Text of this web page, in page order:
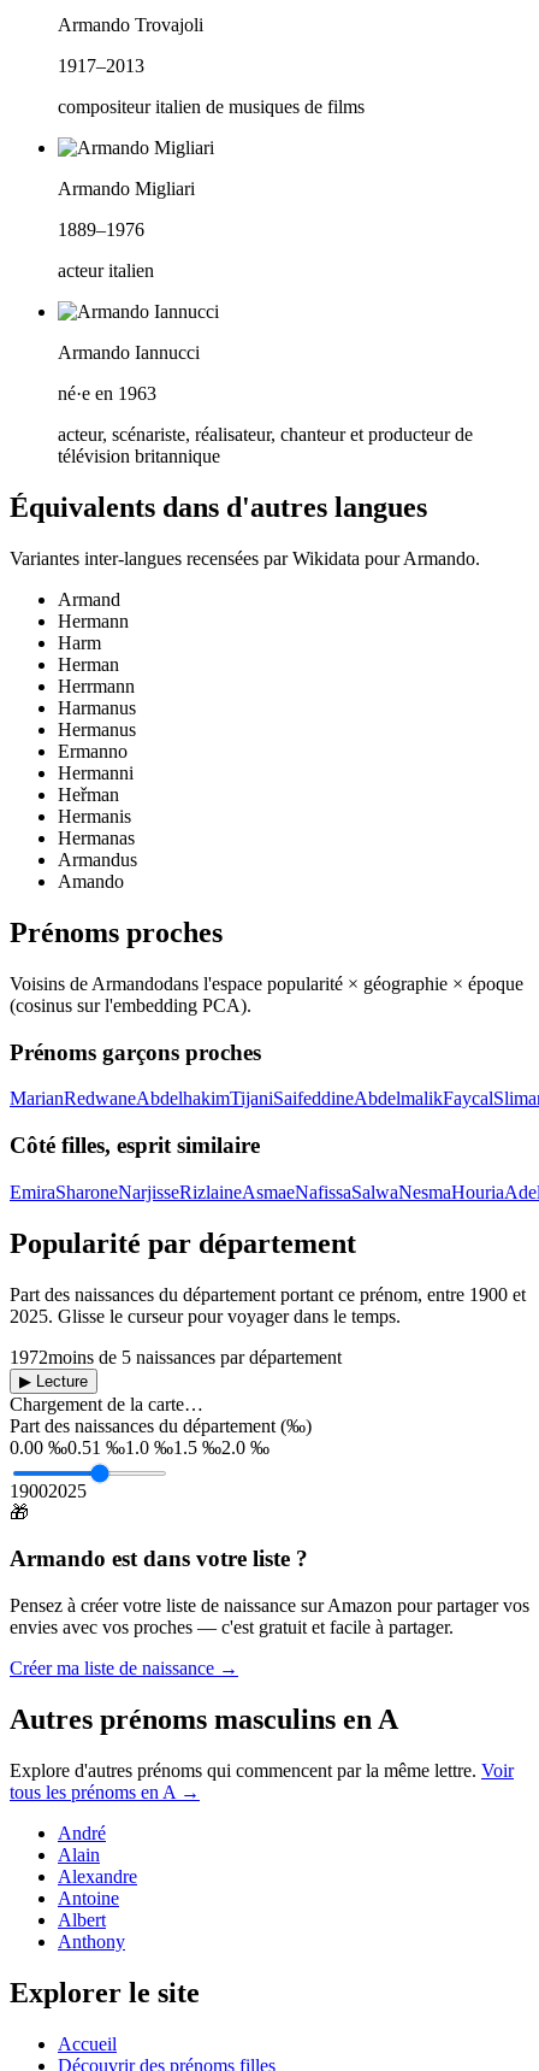
Armando Trovajoli
1917–2013
compositeur italien de musiques de films
Armando Migliari
1889–1976
acteur italien
Armando Iannucci
né·e en 1963
acteur, scénariste, réalisateur, chanteur et producteur de
télévision britannique
Équivalents dans d'autres langues
Variantes inter-langues recensées par Wikidata pourArmando.
Armand
Hermann
Harm
Herman
Herrmann
Harmanus
Hermanus
Ermanno
Hermanni
Heřman
Hermanis
Hermanas
Armandus
Amando
Prénoms proches
Voisins de Armandodans l'espace popularité × géographie × époque
(cosinus sur l'embedding PCA).
Prénoms garçons proches
MarianRedwaneAbdelhakimTijaniSaifeddineAbdelmalikFaycal
Côté filles, esprit similaire
EmiraSharoneNarjisseRizlaineAsmaeNafissaSalwaNesmaHouria
Popularité par département
Part des naissances du département portant ce prénom, entre 1900 et
2025. Glisse le curseur pour voyager dans le temps.
1972moins de 5 naissances par département
▶ Lecture
Chargement de la carte…
Part des naissances du département (‰)
0.00 ‰0.51 ‰1.0 ‰1.5 ‰2.0 ‰
19002025
🎁
Armando est dans votre liste ?
Pensez à créer votre liste de naissance sur Amazon pour partager vos
envies avec vos proches — c'est gratuit et facile à partager.
Créer ma liste de naissance →
Autres prénoms masculins en A
Explore d'autres prénoms qui commencent par la même lettre. Voir
tous les prénoms en A →
André
Alain
Alexandre
Antoine
Albert
Anthony
Explorer le site
Accueil
Découvrir des prénoms filles